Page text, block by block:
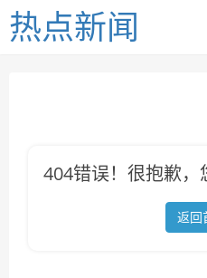
热点新闻
404错误！很抱歉
返回